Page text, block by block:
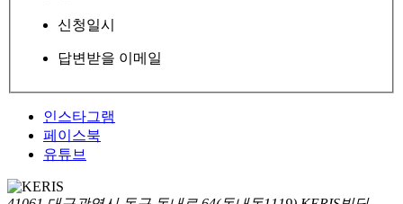
신청일시
답변받을 이메일
인스타그램
페이스북
유튜브